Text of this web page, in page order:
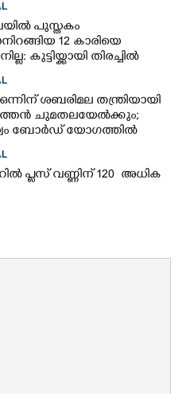
പുസ്തകം
12 കാരിയെ
കുട്ടിയ്ക്കായി തിരച്ചിൽ
ശബരിമല തന്ത്രിയായി
ചുമതലയേൽക്കും;
ബോർഡ് യോഗത്തിൽ
പ്ലസ് വണ്ണിന് 120 അധിക
this link
Link